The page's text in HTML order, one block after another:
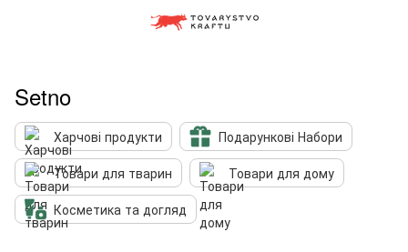
Setno
Харчові продукти
Подарункові Набори
Товари для тварин
Товари для дому
Косметика та догляд